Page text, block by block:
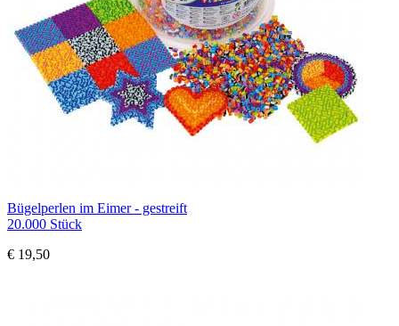
Bügelperlen im Eimer - gestreift
20.000 Stück
€ 19,50